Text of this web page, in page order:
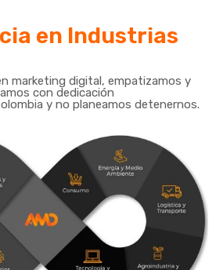
en Industrias
marketing digital, empatizamos y
con dedicación
y no planeamos detenernos.